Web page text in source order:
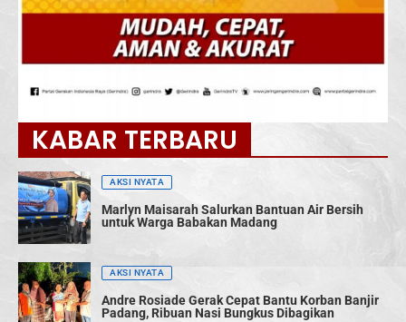
KABAR TERBARU
AKSI NYATA
Marlyn Maisarah Salurkan Bantuan Air Bersih
untuk Warga Babakan Madang
AKSI NYATA
Andre Rosiade Gerak Cepat Bantu Korban Banjir
Padang, Ribuan Nasi Bungkus Dibagikan